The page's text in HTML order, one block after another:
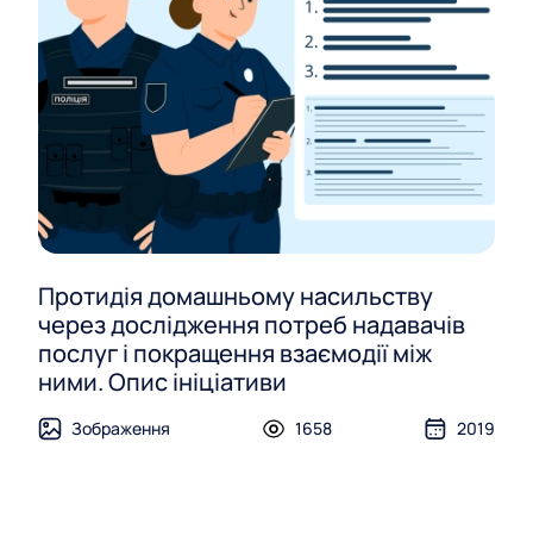
Протидія домашньому насильству
через дослідження потреб надавачів
послуг і покращення взаємодії між
ними. Опис ініціативи
Зображення 1658 2019